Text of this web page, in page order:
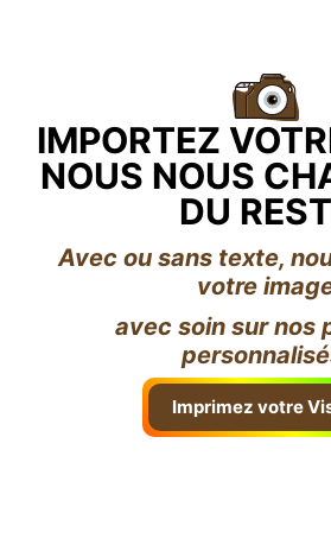
IMPORTEZ
NOUS NOUS
DU
Avec ou sans texte,
votre
avec soin sur nos
Imprimez votre